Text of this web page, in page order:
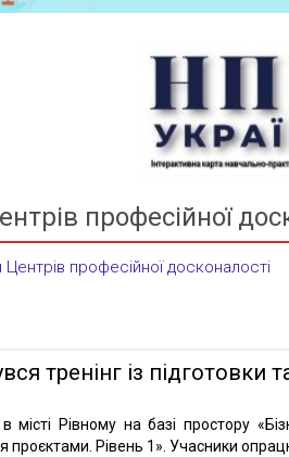
професійної
професійної досконалості
тренінг із підготовки
Рівному на базі простору
проєктами. Рівень 1». Учасники